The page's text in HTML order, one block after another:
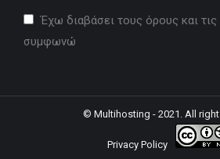
Έχω διαβάσει τους όρους και
συμφωνώ
© Multihosting - 2021. All
Privacy Policy